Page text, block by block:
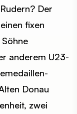
Der
fixen
anderem U23-
Donau
zwei